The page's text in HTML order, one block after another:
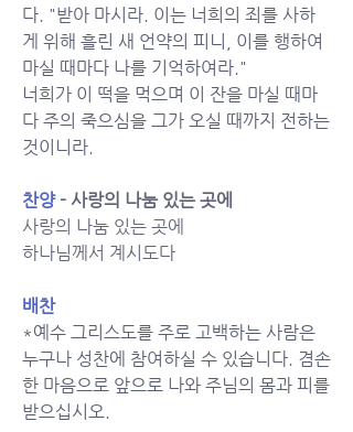
다. "받아 마시라. 이는 너희의 죄를 사하
게 위해 흘린 새 언약의 피니, 이를 행하여
마실 때마다 나를 기억하여라."
너희가 이 떡을 먹으며 이 잔을 마실 때마
다 주의 죽으심을 그가 오실 때까지 전하는
것이니라.
찬양 - 사랑의 나눔 있는 곳에
사랑의 나눔 있는 곳에
하나님께서 계시도다
배찬
*예수 그리스도를 주로 고백하는 사람은
누구나 성찬에 참여하실 수 있습니다. 겸손
한 마음으로 앞으로 나와 주님의 몸과 피를
받으십시오.